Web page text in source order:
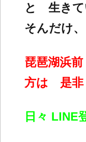
と 生きて
そんだけ
琵琶湖浜
方は 是非
日々 LINE